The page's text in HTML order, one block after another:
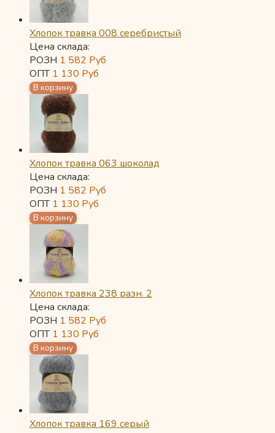
Хлопок травка 008 серебристый
Цена склада:
РОЗН 1 582 Руб
ОПТ 1 130 Руб
Хлопок травка 063 шоколад
Цена склада:
РОЗН 1 582 Руб
ОПТ 1 130 Руб
Хлопок травка 238 разн. 2
Цена склада:
РОЗН 1 582 Руб
ОПТ 1 130 Руб
Хлопок травка 169 серый